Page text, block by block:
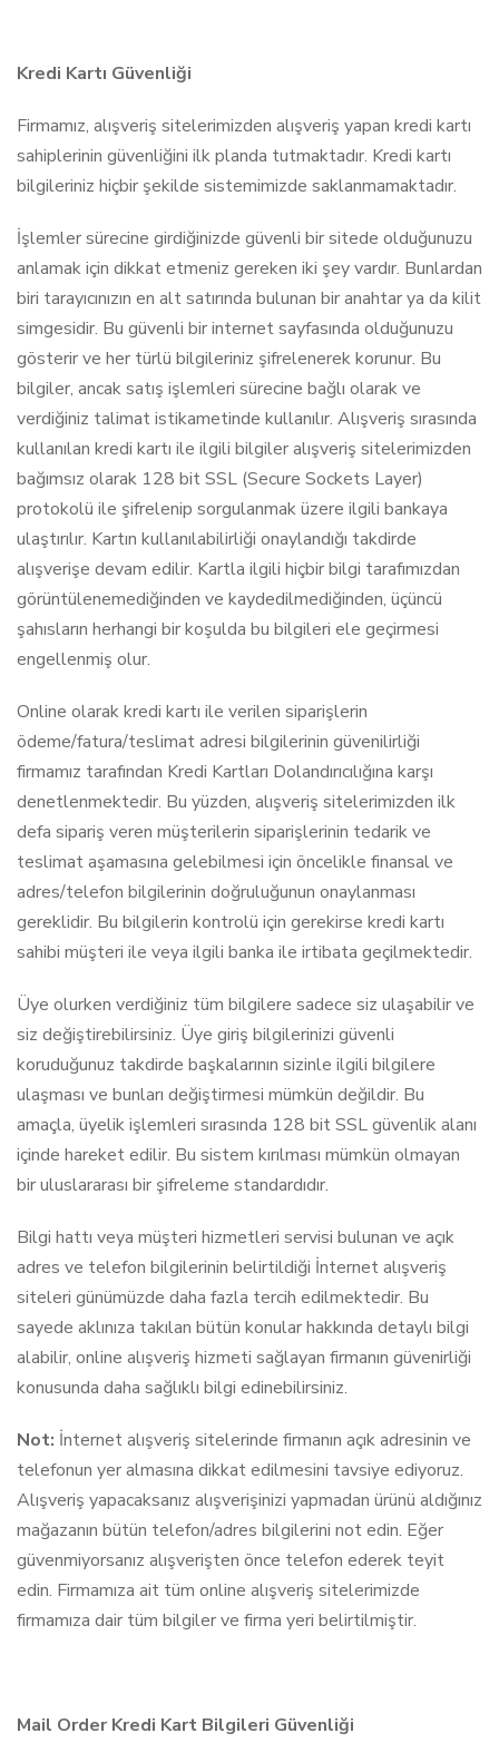
Kredi Kartı Güvenliği
Firmamız, alışveriş sitelerimizden alışveriş yapan kredi kartı
sahiplerinin güvenliğini ilk planda tutmaktadır. Kredi kartı
bilgileriniz hiçbir şekilde sistemimizde saklanmamaktadır.
İşlemler sürecine girdiğinizde güvenli bir sitede olduğunuzu
anlamak için dikkat etmeniz gereken iki şey vardır. Bunlardan
biri tarayıcınızın en alt satırında bulunan bir anahtar ya da kilit
simgesidir. Bu güvenli bir internet sayfasında olduğunuzu
gösterir ve her türlü bilgileriniz şifrelenerek korunur. Bu
bilgiler, ancak satış işlemleri sürecine bağlı olarak ve
verdiğiniz talimat istikametinde kullanılır. Alışveriş sırasında
kullanılan kredi kartı ile ilgili bilgiler alışveriş sitelerimizden
bağımsız olarak 128 bit SSL (Secure Sockets Layer)
protokolü ile şifrelenip sorgulanmak üzere ilgili bankaya
ulaştırılır. Kartın kullanılabilirliği onaylandığı takdirde
alışverişe devam edilir. Kartla ilgili hiçbir bilgi tarafımızdan
görüntülenemediğinden ve kaydedilmediğinden, üçüncü
şahısların herhangi bir koşulda bu bilgileri ele geçirmesi
engellenmiş olur.
Online olarak kredi kartı ile verilen siparişlerin
ödeme/fatura/teslimat adresi bilgilerinin güvenilirliği
firmamız tarafından Kredi Kartları Dolandırıcılığına karşı
denetlenmektedir. Bu yüzden, alışveriş sitelerimizden ilk
defa sipariş veren müşterilerin siparişlerinin tedarik ve
teslimat aşamasına gelebilmesi için öncelikle finansal ve
adres/telefon bilgilerinin doğruluğunun onaylanması
gereklidir. Bu bilgilerin kontrolü için gerekirse kredi kartı
sahibi müşteri ile veya ilgili banka ile irtibata geçilmektedir.
Üye olurken verdiğiniz tüm bilgilere sadece siz ulaşabilir ve
siz değiştirebilirsiniz. Üye giriş bilgilerinizi güvenli
koruduğunuz takdirde başkalarının sizinle ilgili bilgilere
ulaşması ve bunları değiştirmesi mümkün değildir. Bu
amaçla, üyelik işlemleri sırasında 128 bit SSL güvenlik alanı
içinde hareket edilir. Bu sistem kırılması mümkün olmayan
bir uluslararası bir şifreleme standardıdır.
Bilgi hattı veya müşteri hizmetleri servisi bulunan ve açık
adres ve telefon bilgilerinin belirtildiği İnternet alışveriş
siteleri günümüzde daha fazla tercih edilmektedir. Bu
sayede aklınıza takılan bütün konular hakkında detaylı bilgi
alabilir, online alışveriş hizmeti sağlayan firmanın güvenirliği
konusunda daha sağlıklı bilgi edinebilirsiniz.
Not: İnternet alışveriş sitelerinde firmanın açık adresinin ve
telefonun yer almasına dikkat edilmesini tavsiye ediyoruz.
Alışveriş yapacaksanız alışverişinizi yapmadan ürünü aldığınız
mağazanın bütün telefon/adres bilgilerini not edin. Eğer
güvenmiyorsanız alışverişten önce telefon ederek teyit
edin. Firmamıza ait tüm online alışveriş sitelerimizde
firmamıza dair tüm bilgiler ve firma yeri belirtilmiştir.
Mail Order Kredi Kart Bilgileri Güvenliği